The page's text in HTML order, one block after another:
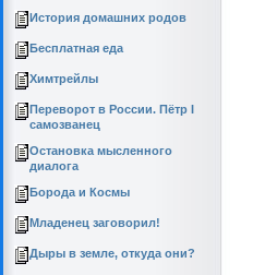
История домашних родов
Бесплатная еда
Химтрейлы
Переворот в России. Пётр I
самозванец
Остановка мысленного
диалога
Борода и Космы
Младенец заговорил!
Дыры в земле, откуда они?